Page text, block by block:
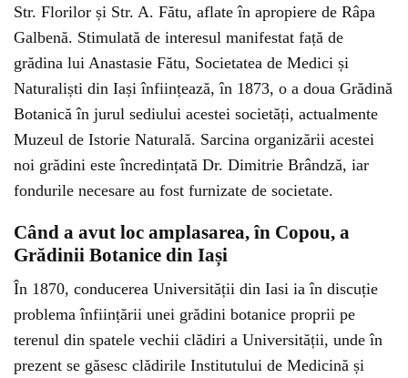
Str. Florilor și Str. A. Fătu, aflate în apropiere de Râpa
Galbenă. Stimulată de interesul manifestat față de
grădina lui Anastasie Fătu, Societatea de Medici și
Naturaliști din Iași înființează, în 1873, o a doua Grădină
Botanică în jurul sediului acestei societăți, actualmente
Muzeul de Istorie Naturală. Sarcina organizării acestei
noi grădini este încredințată Dr. Dimitrie Brândză, iar
fondurile necesare au fost furnizate de societate.
Când a avut loc amplasarea, în Copou, a
Grădinii Botanice din Iași
În 1870, conducerea Universității din Iasi ia în discuție
problema înființării unei grădini botanice proprii pe
terenul din spatele vechii clădiri a Universității, unde în
prezent se găsesc clădirile Institutului de Medicină și